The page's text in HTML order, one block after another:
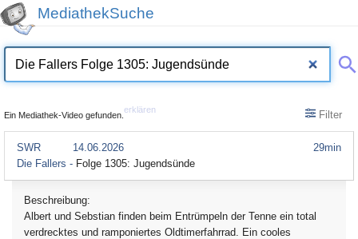
MediathekSuche
Ein Mediathek-Video gefunden.
erklären Filter
29min
SWR
14.06.2026
Die Fallers - Folge 1305: Jugendsünde
Beschreibung:
Albert und Sebstian finden beim Entrümpeln der Tenne ein total
verdrecktes und ramponiertes Oldtimerfahrrad. Ein cooles